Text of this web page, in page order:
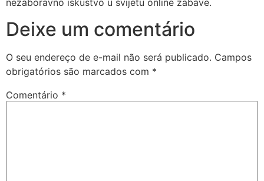
nezaboravno iskustvo u svijetu online zabave.
Deixe um comentário
O seu endereço de e-mail não será publicado. Campos
obrigatórios são marcados com *
Comentário *